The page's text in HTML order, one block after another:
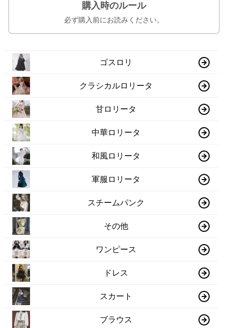
購入時のルール
必ず購入前にお読みください。
ゴスロリ
クラシカルロリータ
甘ロリータ
中華ロリータ
和風ロリータ
軍服ロリータ
スチームパンク
その他
ワンピース
ドレス
スカート
ブラウス